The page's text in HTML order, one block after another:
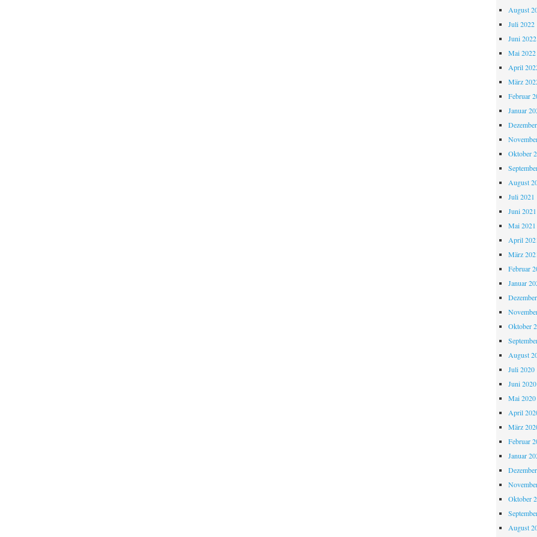
August
Juli 2022
Juni 2022
Mai 2022
April
März
Februar
Januar
Oktober
August
Juli 2021
Juni 2021
Mai 2021
April
März
Februar
Januar
Oktober
August
Juli 2020
Juni 2020
Mai 2020
April
März
Februar
Januar
Oktober
August